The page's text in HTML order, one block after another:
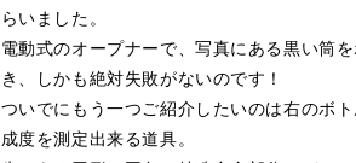
らいました。
電動式のオープナーで、写真にある黒い筒
き、しかも絶対失敗がないのです！
ついでにもう一つご紹介したいのは右のボ
成度を測定出来る道具。